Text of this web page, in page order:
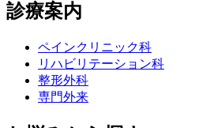
診療案内
ペインクリニック科
リハビリテーション科
整形外科
専門外来